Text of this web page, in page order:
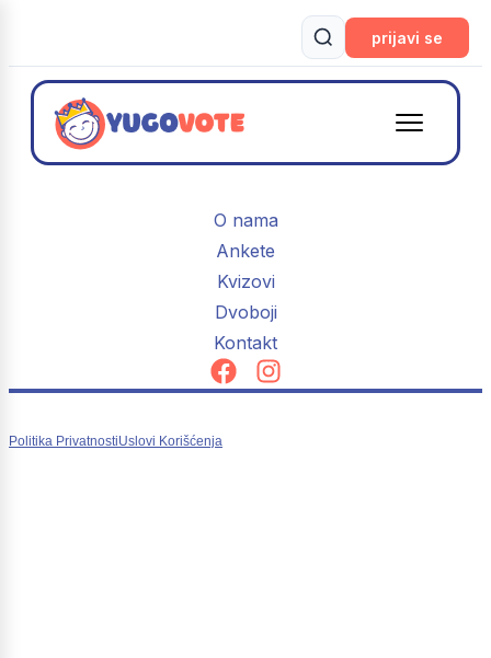
prijavi se
O nama
Ankete
Kvizovi
Dvoboji
Kontakt
Politika PrivatnostiUslovi Korišćenja